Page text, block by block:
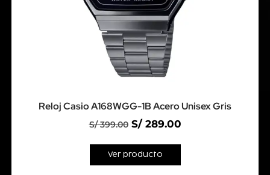
Reloj Casio A168WGG-1B Acero Unisex Gris
S/399.00 S/289.00
Ver producto